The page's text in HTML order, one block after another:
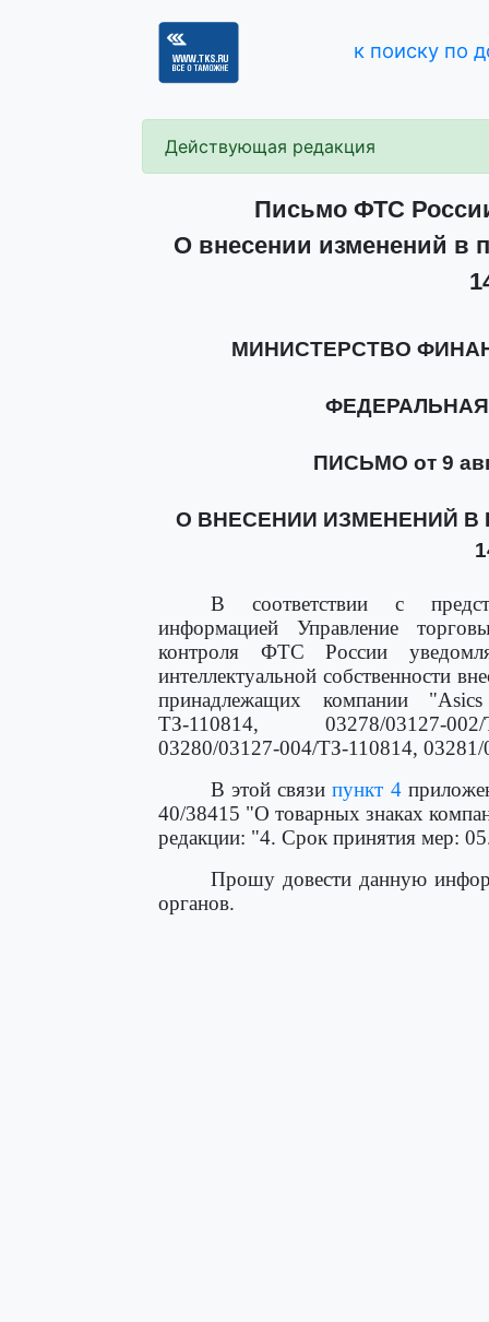
к поиску по
Действующая редакция
Письмо ФТС России
О внесении изменений в
МИНИСТЕРСТВО
ПИСЬМО от 9
О ВНЕСЕНИИ ИЗМЕНЕНИЙ В
В соответствии с
информацией Управление
контроля ФТС России
интеллектуальной собственности
принадлежащих компании
ТЗ-110814, 03278/03127-002/
03280/03127-004/ТЗ-110814,
В этой связипункт 4
40/38415 "О товарных знаках
редакции: "4. Срок принятия мер:
Прошу довести данную
органов.